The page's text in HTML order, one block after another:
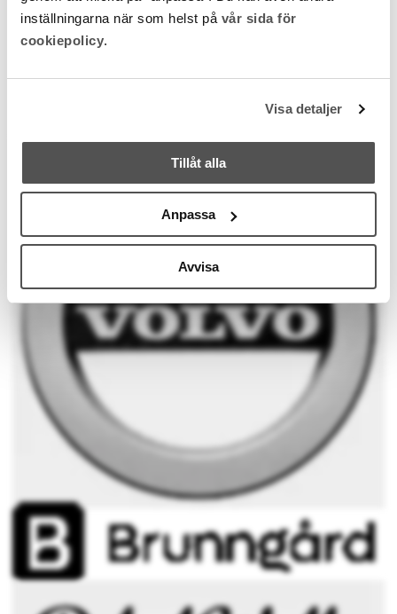
inställningarna när som helst på vår sida för
cookiepolicy.
Visa detaljer
Tillåt alla
Anpassa
Avvisa
Inredning och design till mysig
restaurang